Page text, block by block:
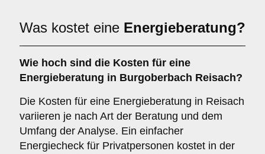
Was kostet eine Energieberatung?
Wie hoch sind die Kosten für eine
Energieberatung in Burgoberbach Reisach?
Die Kosten für eine Energieberatung in Reisach
variieren je nach Art der Beratung und dem
Umfang der Analyse. Ein einfacher
Energiecheck für Privatpersonen kostet in der